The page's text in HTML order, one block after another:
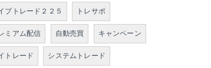
ブトレード２２５
トレサポ
ミアム配信
自動売買
キャンペーン
トレード
システムトレード